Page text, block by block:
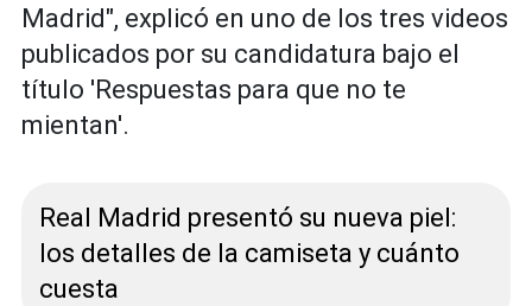
Madrid", explicó en uno de los tres videos
publicados por su candidatura bajo el
título 'Respuestas para que no te
mientan'.
Real Madrid presentó su nueva piel:
los detalles de la camiseta y cuánto
cuesta